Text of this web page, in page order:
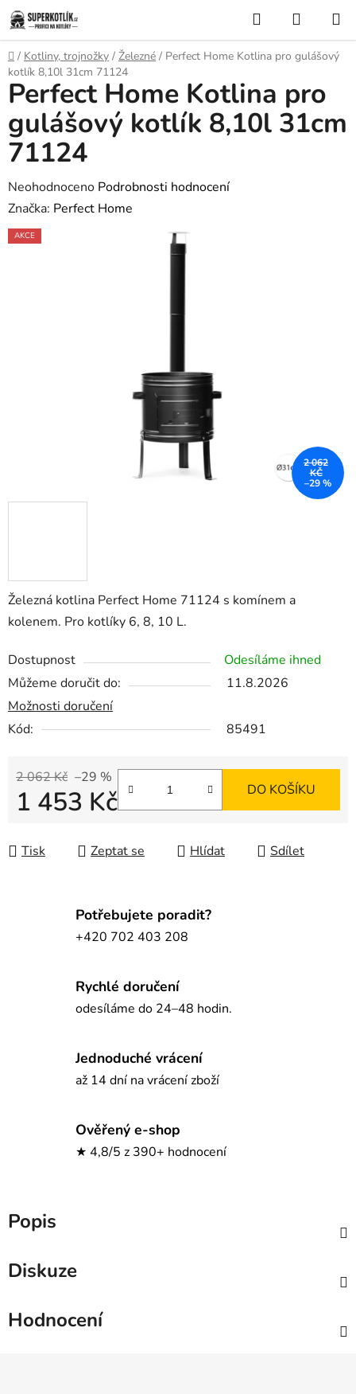
Přejít
na
obsah
Hledat
KOŠÍK
Domů
/ Kotliny, trojnožky / Železné / Perfect Home Kotlina pro gulášový
kotlík 8,10l 31cm 71124
Železná kotlina Perfect Home 71124 s komínem a
kolenem. Pro kotlíky 6, 8, 10 L.
Dostupnost
Odesíláme ihned
Můžeme doručit do:
11.8.2026
Možnosti doručení
Kód:
85491
2 062 Kč –29 %
1 453 Kč DO KOŠÍKU
Tisk Zeptat se Hlídat Sdílet
Perfect Home Kotlina pro
gulášový kotlík 8,10l 31cm
71124
Průměrné
hodnocení
produktu
Neohodnoceno Podrobnosti hodnocení
Značka: Perfect Home
AKCE
2 062
KČ
–29 %
Potřebujete poradit?
+420 702 403 208
Rychlé doručení
odesíláme do 24–48 hodin.
Jednoduché vrácení
až 14 dní na vrácení zboží
Ověřený e-shop
★ 4,8/5 z 390+ hodnocení
Popis
Diskuze
Hodnocení